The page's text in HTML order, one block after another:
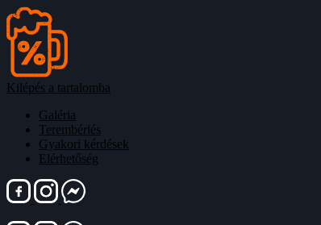
Kilépés a tartalomba
Galéria
Terembérlés
Gyakori kérdések
Elérhetőség